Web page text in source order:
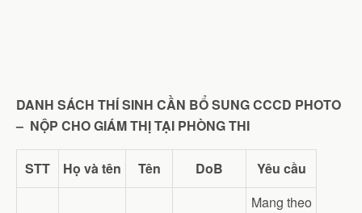
DANH SÁCH THÍ SINH CẦN BỔ SUNG CCCD PHOTO
– NỘP CHO GIÁM THỊ TẠI PHÒNG THI
STT Họ và tên Tên DoB Yêu cầu
Mang theo